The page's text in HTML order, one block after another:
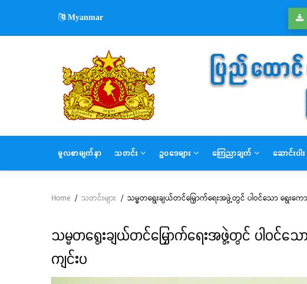
main
Myanmar
MAIN
NAVIGATION
မူလစာမျက်နှာ သတင်း ဥပဒေများ ကြေညာချက် ဆောင်းပါး
Breadcrumb
Home / သတင်းများ / သမ္မတရွေးချယ်တင်မြှောက်ရေးအဖွဲ့တွင် ပါဝင်သော ရွေ
သမ္မတရွေးချယ်တင်မြှောက်ရေးအဖွဲ့တွင် ပါဝ
ကျင်းပ